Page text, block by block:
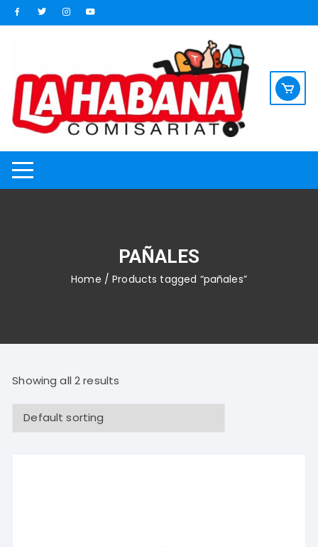
Saltar
al
PAÑALES
Home / Products tagged “pañales”
Showing all 2 results